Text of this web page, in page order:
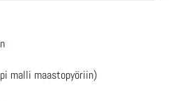
malli maastopyöriin)